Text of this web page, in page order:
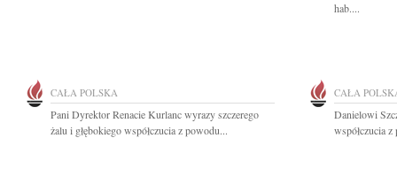
hab....
CAŁA POLSKA
Pani Dyrektor Renacie Kurlanc wyrazy szczerego
żalu i głębokiego współczucia z powodu...
CAŁA
Danielowi
współczucia